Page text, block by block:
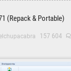
(Repack & Portable)
elchupacabra 157 604